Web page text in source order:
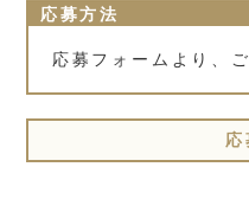
応募方法
応募フォームより、
応